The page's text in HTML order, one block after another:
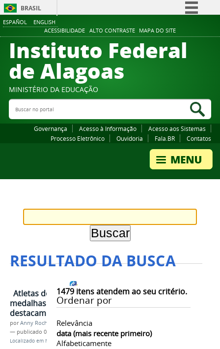
ESPAÑOL ENGLISH
ACESSIBILIDADE ALTO CONTRASTE MAPA DO SITE
BRASIL
Comunica BR
Participe
Canais
Instituto Federal
de Alagoas
MINISTÉRIO DA EDUCAÇÃO
Buscar no portal
Governança Acesso à Informação
Acesso aos Sistemas
Processo Eletrônico
Ouvidoria Fala.BR Contatos
RESULTADO DA BUSCA
1479itens atendem ao seu critério.
Ordenar por
Relevância
data (mais recente primeiro)
Alfabeticamente
Atletas do Ifal trazem 31
medalhas para Alagoas e se
destacam nos JIFs Nacional 2023
porAnny Rochelly
— publicado 01/11/2023
Localizado em Notícias